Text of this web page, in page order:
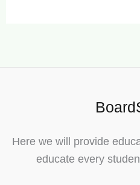
Here we will provide
educate every